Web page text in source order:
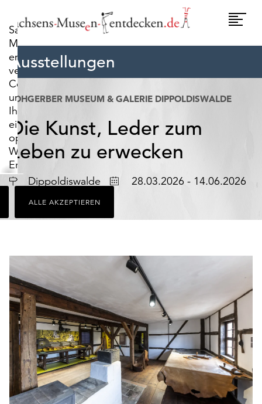
Sachsens-
Museen-
entdecken.de
verwendet
Cookies,
um
Ihnen
ein
optimales
Webseiten-
Erlebnis
zu
bieten.
Dazu
zählen
für
den
Betrieb
der
Seite
notwendig
sind
(funktionale
Cookies),
sowie
solche,
ALLE AKZEPTIEREN
Ausstellungen
LOHGERBER MUSEUM & GALERIE DIPPOLDISWALDE
Die Kunst, Leder zum
Leben zu erwecken
Ort Dippoldiswalde Datum28.03.2026 - 14.06.2026